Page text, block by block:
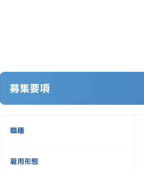
募集要項
職種
雇用形態